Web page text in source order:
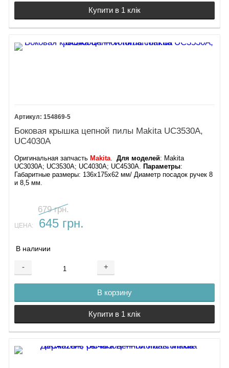
Купити в 1 клік
154869-5
Боковая крышка цепной пилы Makita UC3530A,
UC4030A
Оригинальная запчасть Makita. Для моделей: Makita
UC3030A; UC3530A; UC4030A; UC4530A. Параметры:
Габаритные размеры: 136х175х62 мм/ Диаметр посадок ручек 8
и 8,5 мм.
679 грн.
ЦЕНА: 645 грн.
В наличии
- +
В корзину
Купити в 1 клік